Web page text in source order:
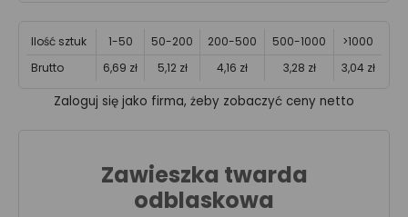
Ilość sztuk 1-50 50-200 200-500 500-1000
>1000
Brutto
6,69 zł 5,12 zł 4,16 zł 3,28 zł 3,04 zł
Zaloguj się jako firma, żeby zobaczyć ceny netto
Zawieszka twarda
odblaskowa